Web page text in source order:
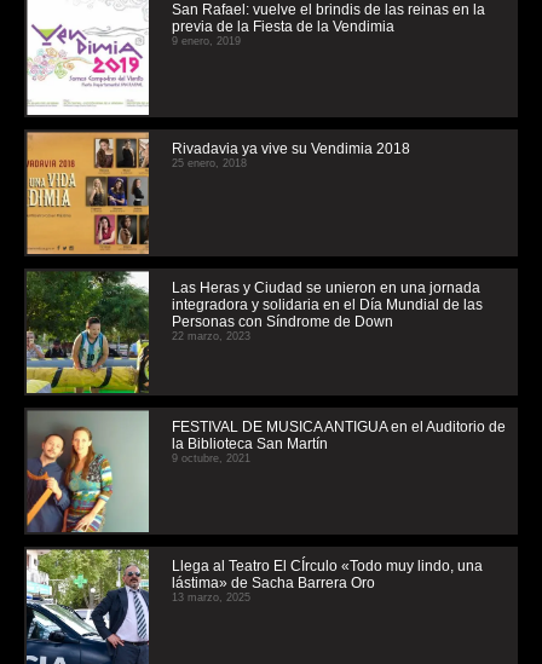
San Rafael: vuelve el brindis de las reinas en la
previa de la Fiesta de la Vendimia
9 enero, 2019
Rivadavia ya vive su Vendimia 2018
25 enero, 2018
Las Heras y Ciudad se unieron en una jornada
integradora y solidaria en el Día Mundial de las
Personas con Síndrome de Down
22 marzo, 2023
FESTIVAL DE MUSICA ANTIGUA en el Auditorio de
la Biblioteca San Martín
9 octubre, 2021
Llega al Teatro El CÍrculo «Todo muy lindo, una
lástima» de Sacha Barrera Oro
13 marzo, 2025